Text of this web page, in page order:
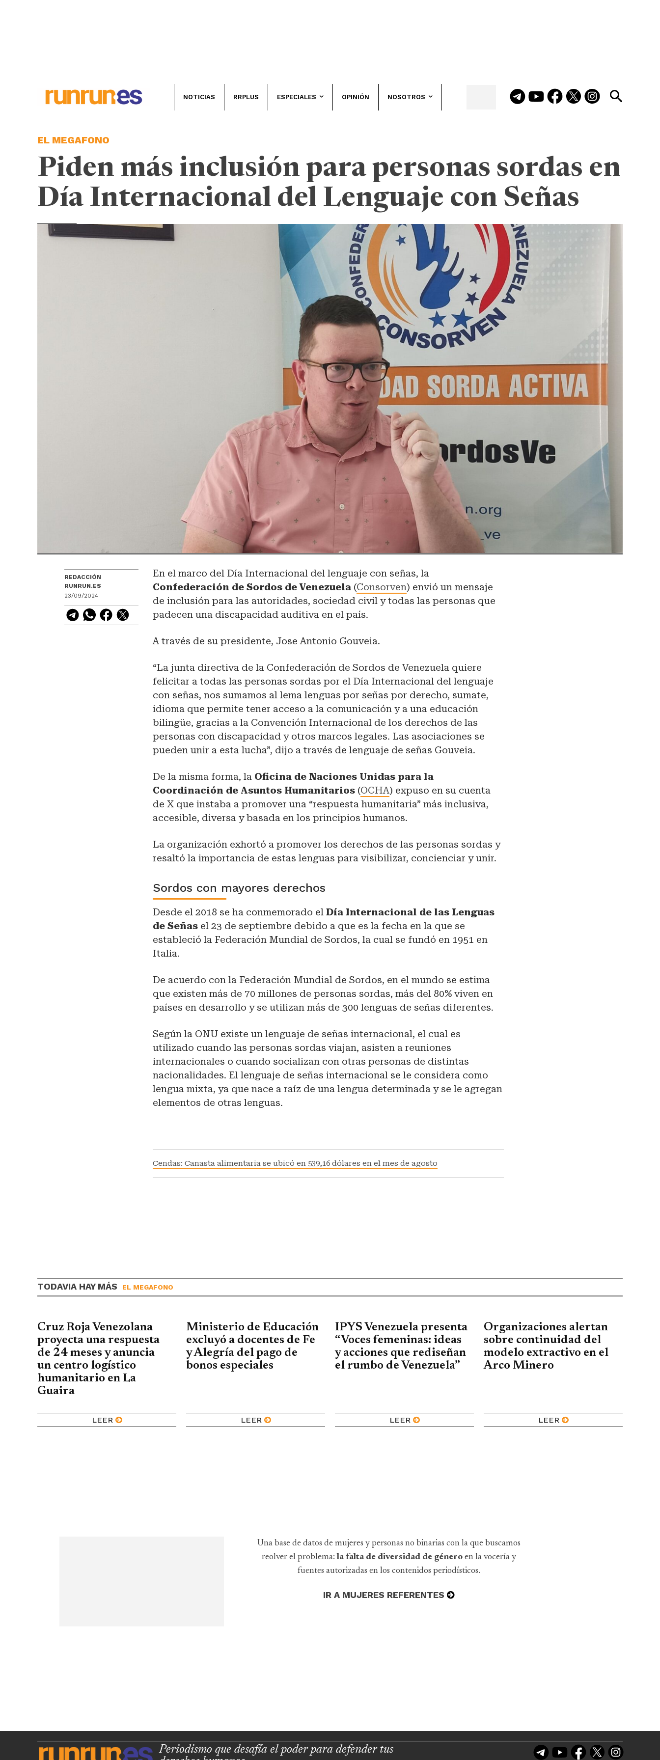
NOTICIAS RRPLUS ESPECIALES OPINIÓN NOSOTROS
EL MEGAFONO
Piden más inclusión para personas sordas en
Día Internacional del Lenguaje con Señas
REDACCIÓN
RUNRUN.ES
23/09/2024
En el marco del Día Internacional del lenguaje con señas, la
Confederación de Sordos de Venezuela (Consorven) envió un mensaje
de inclusión para las autoridades, sociedad civil y todas las personas que
padecen una discapacidad auditiva en el país.
A través de su presidente, Jose Antonio Gouveia.
“La junta directiva de la Confederación de Sordos de Venezuela quiere
felicitar a todas las personas sordas por el Día Internacional del lenguaje
con señas, nos sumamos al lema lenguas por señas por derecho, sumate,
idioma que permite tener acceso a la comunicación y a una educación
bilingüe, gracias a la Convención Internacional de los derechos de las
personas con discapacidad y otros marcos legales. Las asociaciones se
pueden unir a esta lucha”, dijo a través de lenguaje de señas Gouveia.
De la misma forma, la Oficina de Naciones Unidas para la
Coordinación de Asuntos Humanitarios (OCHA) expuso en su cuenta
de X que instaba a promover una “respuesta humanitaria” más inclusiva,
accesible, diversa y basada en los principios humanos.
La organización exhortó a promover los derechos de las personas sordas y
resaltó la importancia de estas lenguas para visibilizar, concienciar y unir.
Sordos con mayores derechos
Desde el 2018 se ha conmemorado el Día Internacional de las Lenguas
de Señas el 23 de septiembre debido a que es la fecha en la que se
estableció la Federación Mundial de Sordos, la cual se fundó en 1951 en
Italia.
De acuerdo con la Federación Mundial de Sordos, en el mundo se estima
que existen más de 70 millones de personas sordas, más del 80% viven en
países en desarrollo y se utilizan más de 300 lenguas de señas diferentes.
Según la ONU existe un lenguaje de señas internacional, el cual es
utilizado cuando las personas sordas viajan, asisten a reuniones
internacionales o cuando socializan con otras personas de distintas
nacionalidades. El lenguaje de señas internacional se le considera como
lengua mixta, ya que nace a raíz de una lengua determinada y se le agregan
elementos de otras lenguas.
Cendas: Canasta alimentaria se ubicó en 539,16 dólares en el mes de agosto
TODAVIA HAY MÁS EL MEGAFONO
Cruz Roja Venezolana
proyecta una respuesta
de 24 meses y anuncia
un centro logístico
humanitario en La
Guaira
LEER
Ministerio de Educación
excluyó a docentes de Fe
y Alegría del pago de
bonos especiales
LEER
IPYS Venezuela presenta
“Voces femeninas: ideas
y acciones que rediseñan
el rumbo de Venezuela”
LEER
Organizaciones alertan
sobre continuidad del
modelo extractivo en el
Arco Minero
LEER
Una base de datos de mujeres y personas no binarias con la que buscamos
reolver el problema: la falta de diversidad de género en la vocería y
fuentes autorizadas en los contenidos periodísticos.
IR A MUJERES REFERENTES
Periodismo que desafía el poder para defender tus